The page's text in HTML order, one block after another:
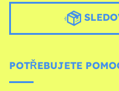
POTŘEBUJETE